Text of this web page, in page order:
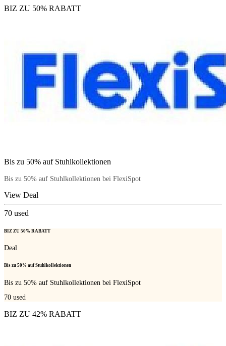
BIZ ZU 50% RABATT
Bis zu 50% auf Stuhlkollektionen
Bis zu 50% auf Stuhlkollektionen bei FlexiSpot
View Deal
70 used
BIZ ZU 50% RABATT
Deal
Bis zu 50% auf Stuhlkollektionen
Bis zu 50% auf Stuhlkollektionen bei FlexiSpot
70 used
BIZ ZU 42% RABATT